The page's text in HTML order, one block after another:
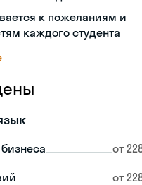
к пожеланиям и
каждого студента
от
от